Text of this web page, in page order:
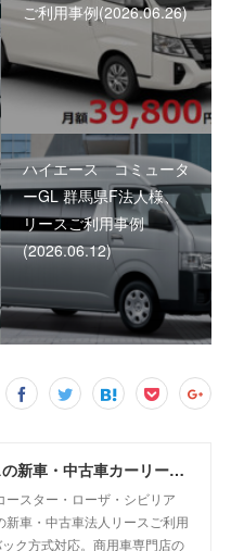
ご利用事例(2026.06.26)
ハイエース コミュータ
ーGL 群馬県F法人様、
リースご利用事例
(2026.06.12)
マイクロバスの新車・中古車カーリース事例 - オートガレージ122
ースター・ローザ・シビリア
新車・中古車法人リースご利用
ク方式対応。商用車専門店の